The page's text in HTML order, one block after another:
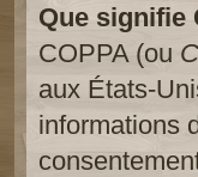
Que signifie
COPPA (ou
aux États-
informations